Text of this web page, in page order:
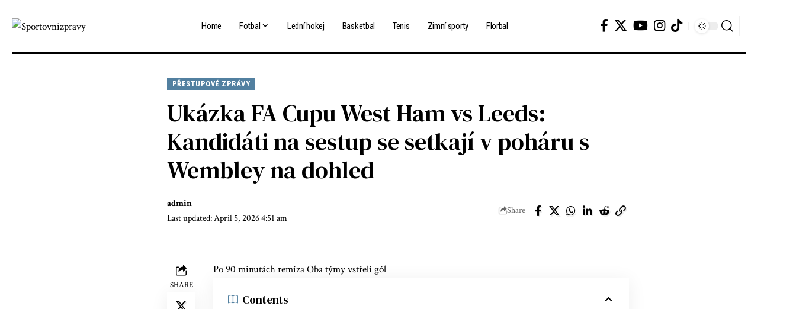
Home Fotbal Lední hokej Basketbal Tenis Zimní sporty Florbal
PŘESTUPOVÉ ZPRÁVY
Ukázka FA Cupu West Ham vs Leeds:
Kandidáti na sestup se setkají v poháru s
Wembley na dohled
Last updated: April 5, 2026 4:51 am
admin
Share
SHARE
Po 90 minutách remíza Oba týmy vstřelí gól
Contents